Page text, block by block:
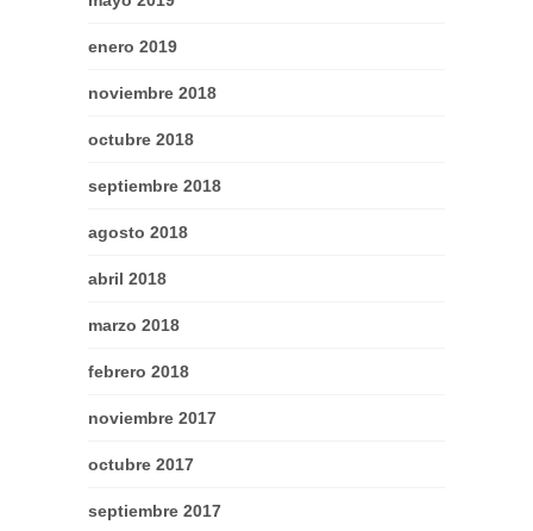
enero 2019
noviembre 2018
octubre 2018
septiembre 2018
agosto 2018
abril 2018
marzo 2018
febrero 2018
noviembre 2017
octubre 2017
septiembre 2017